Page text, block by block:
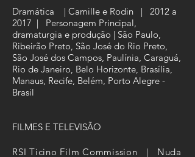
Dramática | Camille e Rodin | 2012 a
2017 | Personagem Principal,
dramaturgia e produção | São Paulo,
Ribeirão Preto, São José do Rio Preto,
São José dos Campos, Paulínia, Caraguá,
Rio de Janeiro, Belo Horizonte, Brasília,
Manaus, Recife, Belém, Porto Alegre -
Brasil
FILMES E TELEVISÃO
RSI Ticino Film Commission | Nuda